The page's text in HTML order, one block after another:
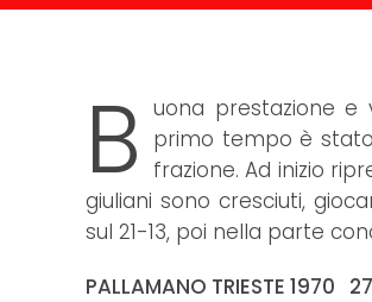
B uona prestazione e
primo tempo è
frazione. Ad inizio
giuliani sono cresciuti,
sul 21-13, poi nella parte
PALLAMANO TRIESTE 1970 27